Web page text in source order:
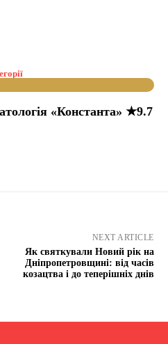
«Константа» ★9.7
NEXT ARTICLE
Як святкували Новий рік на
Дніпропетровщині: від часів
козацтва і до теперішніх днів